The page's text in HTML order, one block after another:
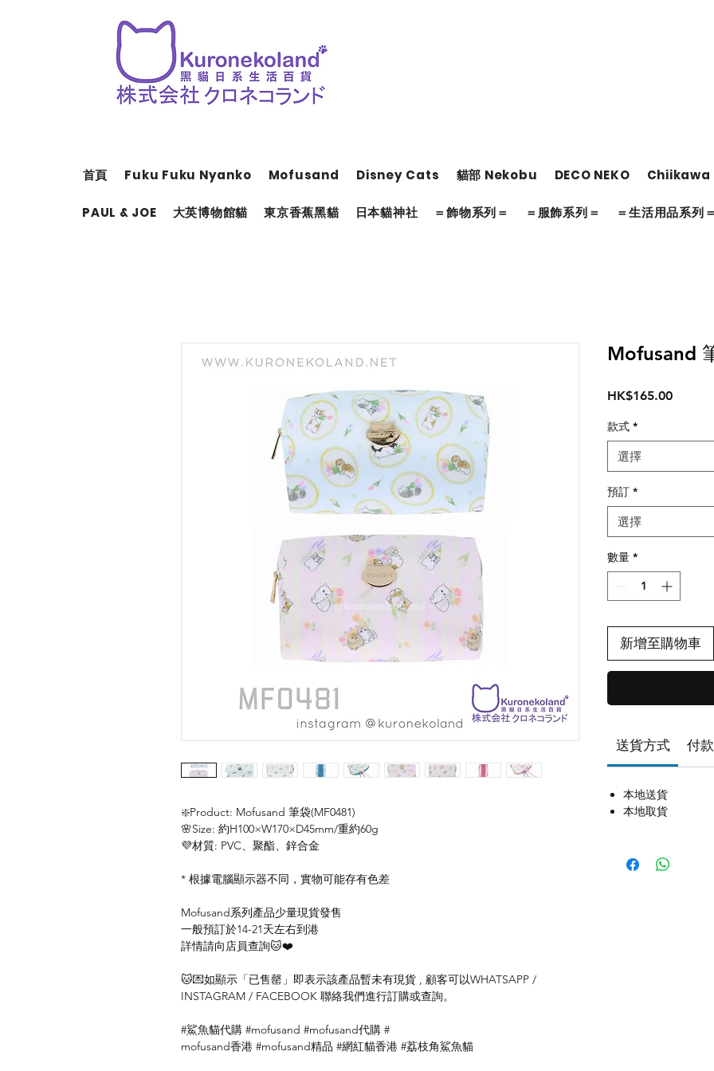
首頁 Fuku Fuku Nyanko Mofusand Disney Cats 貓部 Nekobu DECO NEKO Chiikawa
PAUL & JOE 大英博物館貓 東京香蕉黑貓 日本貓神社 ＝飾物系列＝ ＝服飾系列＝ ＝生活用品系列
❇️Product: Mofusand 筆袋(MF0481)
🌸Size: 約H100×W170×D45mm/重約60g
💜材質: PVC、聚酯、鋅合金
* 根據電腦顯示器不同，實物可能存有色差
Mofusand系列產品少量現貨發售
一般預訂於14-21天左右到港
詳情請向店員查詢🐱❤️
🐱💌如顯示「已售罄」即表示該產品暫未有現貨 , 顧客可以WHATSAPP /
INSTAGRAM / FACEBOOK 聯絡我們進行訂購或查詢。
#鯊魚貓代購 #mofusand #mofusand代購 #
mofusand香港 #mofusand精品 #網紅貓香港 #荔枝角鯊魚貓
Mofusand
HK$165.00價
款式 *
選擇
預訂 *
選擇
數量 *
新增至購物車
送貨方式 付
本地送貨
本地取貨